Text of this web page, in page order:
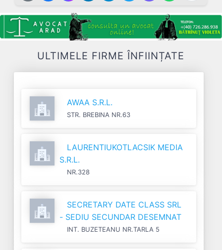
ULTIMELE FIRME ÎNFIINȚATE
AWAA S.R.L.
STR. BREBINA NR.63
LAURENTIUKOTLACSIK MEDIA
S.R.L.
NR.328
SECRETARY DATE CLASS SRL
- SEDIU SECUNDAR DESEMNAT
INT. BUZETEANU NR.TARLA 5